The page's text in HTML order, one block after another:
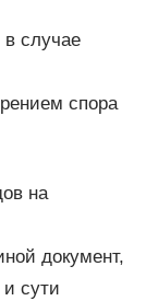
случае
спора
на
документ,
сути